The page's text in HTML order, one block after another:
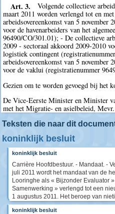
Art. 3.
Volgende collectieve
maart 2011 worden verlengd tot en
arbeidsovereenkomst van 5 november
voor de havenarbeiders van het
96490/CO/301.01); - De collectieve
2009 - sectoraal akkoord 2009-2010
logistiek contingent
arbeidsovereenkomst van 5 november
voor de vaklui (registratienummer
Gezien om te worden gevoegd bij
De Vice-Eerste Minister en Minister
met het Migratie- en asielbeleid,
Teksten die naar dit
koninklijk besluit
koninklijk besluit
Carrière Hoofdbestuur. - Mandaat. -
juli 2011 wordt het mandaat van de
Looringhe als « Bijzonder Evaluator
Samenwerking » verlengd tot een
1 augustus 2011. Het beroep van
koninklijk besluit